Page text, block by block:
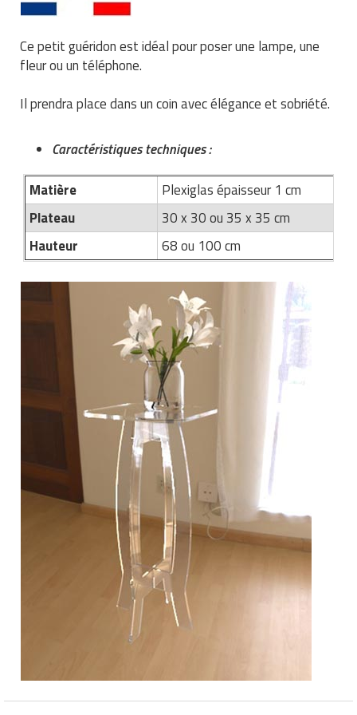
Ustensile cuisine professionnel
Vêtements personnalisés
Vitrines pour magasin
Traitement de l'air
Traitement des eaux
Tuyau flexible
Tuyau galvanisé
Ventilateurs et aération d'atelier
Tapis de bureau
Tapis et caillebotis
Traitement des surfaces
Vestiaires et casiers
Equipements de football
Equipements de karting
Equipements pour skateboard
Equipements pour stade et terrain
sportif
Jeu gymnique
Matériel de fitness
Matériel de musculation
Vêtement sportif
Pétrin professionnel
Piano de cuisson
Présentoir pour restaurant
Réchaud professionnel
Restauration foraine
Robinetterie professionnelle
Rôtisserie professionnelle
Sautause professionnelle
Table de cuisson professionnelle
Tables de préparation réfrigérées
Ustensile de cuisine
Vaisselle restaurant
Vitrines réfrigérées
Ce petit guéridon est idéal pour poser une lampe, une
fleur ou un téléphone.
Il prendra place dans un coin avec élégance et sobriété.
Caractéristiques techniques :
Matière
Plexiglas épaisseur 1 cm
Plateau
30 x 30 ou 35 x 35 cm
Hauteur
68 ou 100 cm